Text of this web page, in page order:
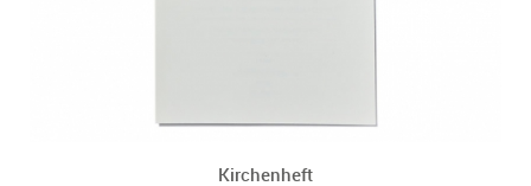
Kirchenheft